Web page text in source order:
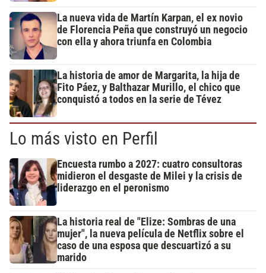
La nueva vida de Martín Karpan, el ex novio
de Florencia Peña que construyó un negocio
con ella y ahora triunfa en Colombia
La historia de amor de Margarita, la hija de
Fito Páez, y Balthazar Murillo, el chico que
conquistó a todos en la serie de Tévez
Lo más visto en Perfil
Encuesta rumbo a 2027: cuatro consultoras
midieron el desgaste de Milei y la crisis de
liderazgo en el peronismo
La historia real de "Elize: Sombras de una
mujer", la nueva película de Netflix sobre el
caso de una esposa que descuartizó a su
marido